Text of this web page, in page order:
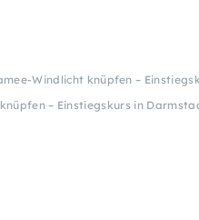
Windlicht knüpfen –
– Einstiegskurs in